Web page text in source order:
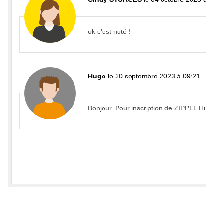
ok c'est noté !
Hugo le 30 septembre 2023 à 09:21
Bonjour. Pour inscription de ZIPPEL